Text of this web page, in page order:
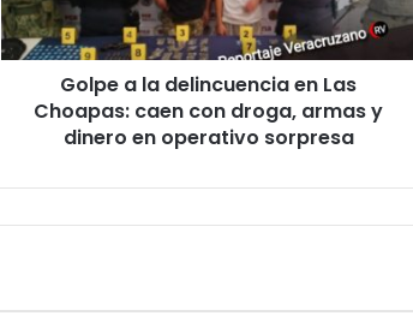
Choapas:
caen
con
armas
Golpe a la delincuencia en Las
Choapas: caen con droga, armas y
dinero en operativo sorpresa